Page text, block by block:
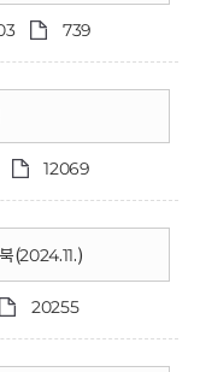
739
12069
(2024.11.)
20255